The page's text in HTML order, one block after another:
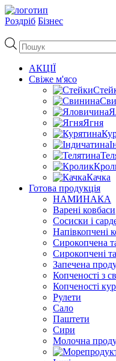
Роздріб Бізнес
Пошук
товарів
АКЦІЇ
Свіже м'ясо
Ягня
Качка
Готова продукція
НАМИНАКА
Варені ковбаси
Сосиски і
Напівкопчені
Сирокопчена
Сирокопчені
Запечена
Копченості з
Копченості
Рулети
Сало
Паштети
Сири
Молочна